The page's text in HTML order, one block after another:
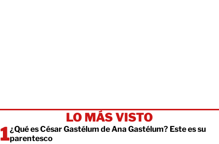
LO MÁS VISTO
¿Qué es César Gastélum de Ana Gastélum? Este es su
parentesco